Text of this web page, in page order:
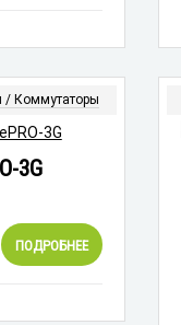
/ Коммутаторы
3G
ПОДРОБНЕЕ